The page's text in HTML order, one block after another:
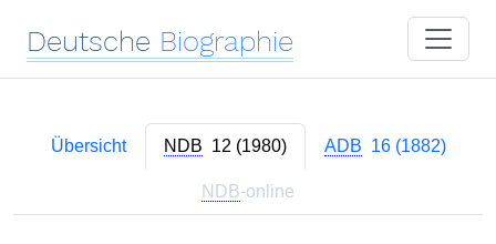
Deutsche Biographie
Übersicht NDB 12 (1980) ADB 16 (1882)
NDB-online